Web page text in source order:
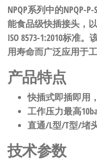
NPQP系列中的NPQP-
能食品级快插接头，
ISO 8573-1:2010标准
用寿命而广泛应用于
产品特点
快插式即插即用
工作压力最高
直通/L型/T型/堵
技术参数